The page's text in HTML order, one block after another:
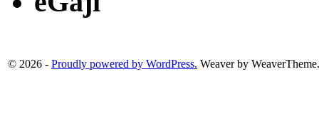
© 2026 - Proudly powered by WordPress. Weaver by